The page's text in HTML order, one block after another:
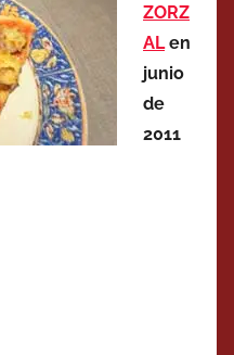
ZORZ
ALen
junio
de
2011